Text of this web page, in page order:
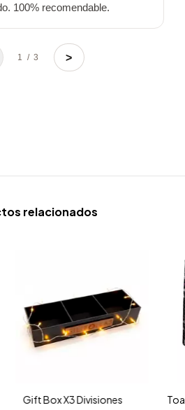
100% recomendable.
1 / 3 >
relacionados
Gift Box X3 Divisiones